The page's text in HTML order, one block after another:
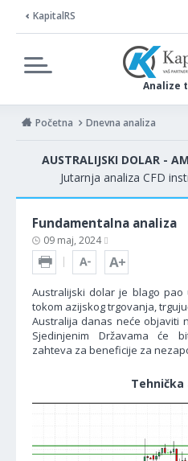
KapitalRS
Analize
Početna Dnevna analiza
AUSTRALIJSKI DOLAR -
Jutarnja analiza CFD
Fundamentalna analiza
09 maj, 2024
Australijski dolar je blago
tokom azijskog trgovanja,
Australija danas neće objaviti
Sjedinjenim Državama će
zahteva za beneficije za
Tehnička